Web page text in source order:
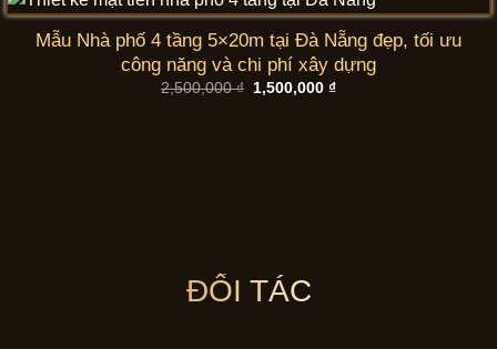
Mẫu Nhà phố 4 tầng 5×20m tại Đà Nẵng đẹp, tối ưu
công năng và chi phí xây dựng
2,500,000₫
Giá
1,500,000₫Giá
ĐỐI TÁC